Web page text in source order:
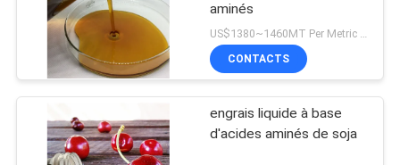
aminés
US$1380~1460MT Per Metric Ton MOQ:tonne 1Metric par expédition
CONTACTS
engrais liquide à base
d'acides aminés de soja